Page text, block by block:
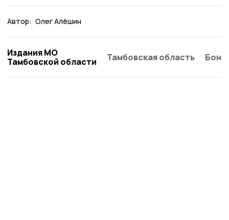
Автор: Олег Алёшин
Издания МО
Тамбовской области
Тамбовская область